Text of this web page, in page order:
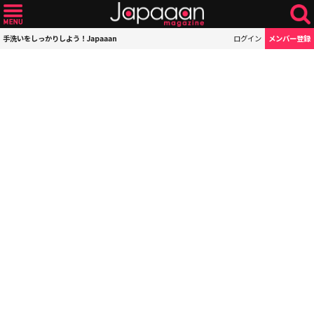
手洗いをしっかりしよう！Japaaan ログイン メンバー登録